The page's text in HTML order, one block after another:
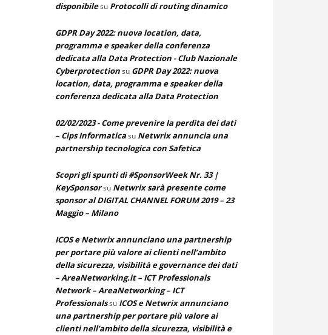
disponibilesu Protocolli di routing dinamico
GDPR Day 2022: nuova location, data,
programma e speaker della conferenza
dedicata alla Data Protection - Club Nazionale
Cyberprotectionsu GDPR Day 2022: nuova
location, data, programma e speaker della
conferenza dedicata alla Data Protection
02/02/2023 - Come prevenire la perdita dei dati
– Cips Informaticasu Netwrix annuncia una
partnership tecnologica con Safetica
Scopri gli spunti di #SponsorWeek Nr. 33 |
KeySponsorsu Netwrix sarà presente come
sponsor al DIGITAL CHANNEL FORUM 2019 – 23
Maggio – Milano
ICOS e Netwrix annunciano una partnership
per portare più valore ai clienti nell’ambito
della sicurezza, visibilità e governance dei dati
– AreaNetworking.it – ICT Professionals
Network – AreaNetworking – ICT
Professionalssu ICOS e Netwrix annunciano
una partnership per portare più valore ai
clienti nell’ambito della sicurezza, visibilità e